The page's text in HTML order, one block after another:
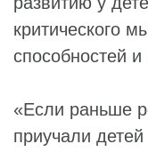
критического
способностей
«Если раньше
приучали